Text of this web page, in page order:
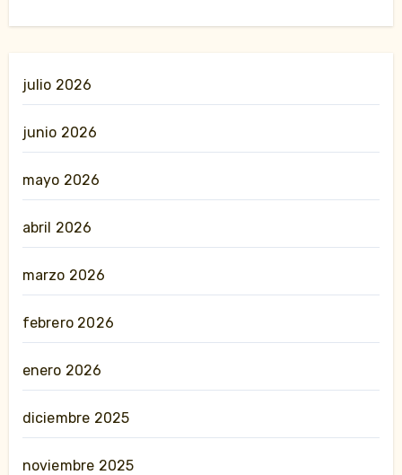
julio 2026
junio 2026
mayo 2026
abril 2026
marzo 2026
febrero 2026
enero 2026
diciembre 2025
noviembre 2025